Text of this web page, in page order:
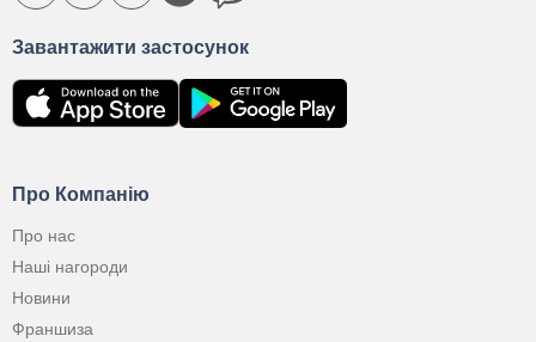
Про Компанію
Про нас
Наші нагороди
Новини
Франшиза
Завантажити застосунок